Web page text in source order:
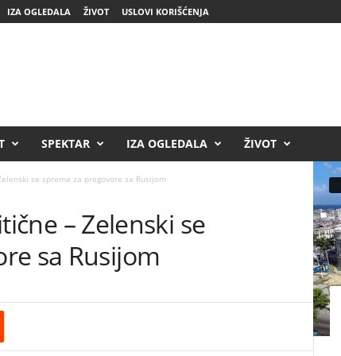
IZA OGLEDALA ŽIVOT USLOVI KORIŠĆENJA
SPEKTAR IZA OGLEDALA ŽIVOT
se sprema za pregovore sa Rusijom
– Zelenski se
sa Rusijom